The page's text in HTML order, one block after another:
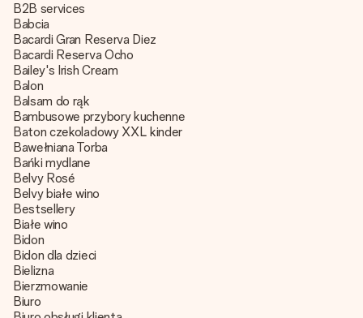
B2B services
Babcia
Bacardi Gran Reserva Diez
Bacardi Reserva Ocho
Bailey's Irish Cream
Balon
Balsam do rąk
Bambusowe przybory kuchenne
Baton czekoladowy XXL kinder
Bawełniana Torba
Bańki mydlane
Belvy Rosé
Belvy białe wino
Bestsellery
Białe wino
Bidon
Bidon dla dzieci
Bielizna
Bierzmowanie
Biuro